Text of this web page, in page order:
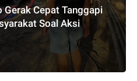
Cepat Tanggapi
Soal Aksi